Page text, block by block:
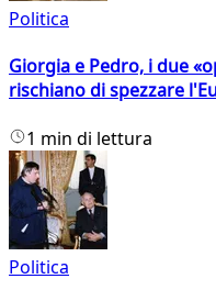
Politica
Giorgia e Pedro, i due
rischiano di spezzare
1 min di lettura
Politica